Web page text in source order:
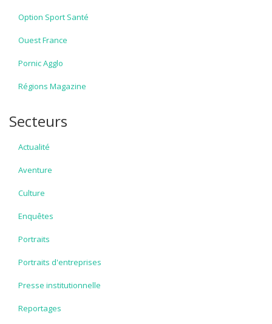
Option Sport Santé
Ouest France
Pornic Agglo
Régions Magazine
Secteurs
Actualité
Aventure
Culture
Enquêtes
Portraits
Portraits d'entreprises
Presse institutionnelle
Reportages